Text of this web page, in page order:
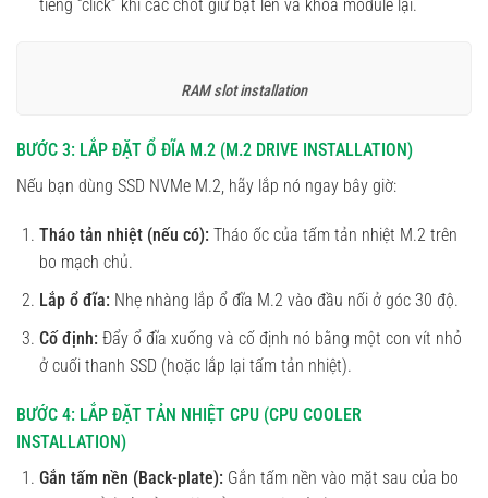
tiếng “click” khi các chốt giữ bật lên và khóa module lại.
RAM slot installation
BƯỚC 3: LẮP ĐẶT Ổ ĐĨA M.2 (M.2 DRIVE INSTALLATION)
Nếu bạn dùng SSD NVMe M.2, hãy lắp nó ngay bây giờ:
Tháo tản nhiệt (nếu có): Tháo ốc của tấm tản nhiệt M.2 trên
bo mạch chủ.
Lắp ổ đĩa: Nhẹ nhàng lắp ổ đĩa M.2 vào đầu nối ở góc 30 độ.
Cố định: Đẩy ổ đĩa xuống và cố định nó bằng một con vít nhỏ
ở cuối thanh SSD (hoặc lắp lại tấm tản nhiệt).
BƯỚC 4: LẮP ĐẶT TẢN NHIỆT CPU (CPU COOLER
INSTALLATION)
Gắn tấm nền (Back-plate): Gắn tấm nền vào mặt sau của bo